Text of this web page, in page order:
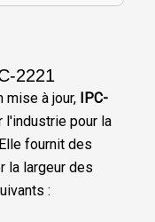
2221
mise à jour, IPC-
l'industrie pour la
fournit des
la largeur des
: